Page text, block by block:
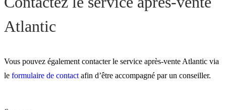
Atlantic
Vous pouvez également contacter le service après-vente Atlantic via
le formulaire de contact afin d’être accompagné par un conseiller.